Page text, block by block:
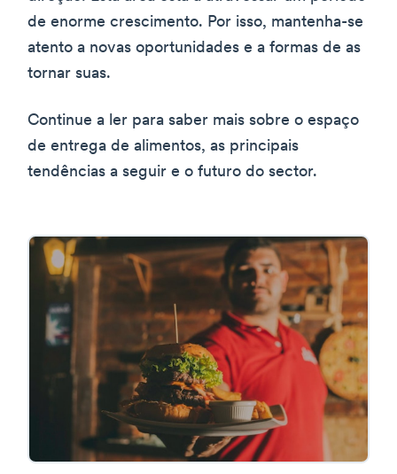
de enorme crescimento. Por isso, mantenha-se
atento a novas oportunidades e a formas de as
tornar suas.
Continue a ler para saber mais sobre o espaço
de entrega de alimentos, as principais
tendências a seguir e o futuro do sector.